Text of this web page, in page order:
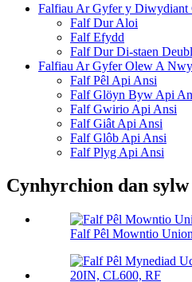
Falfiau Ar Gyfer y Diwydiant
Falf Dur Aloi
Falf Efydd
Falf Dur Di-staen
Falfiau Ar Gyfer Olew A Nwy
Falf Pêl Api Ansi
Falf Glöyn Byw Api
Falf Gwirio Api Ansi
Falf Giât Api Ansi
Falf Glôb Api Ansi
Falf Plyg Api Ansi
Cynhyrchion dan sylw
Falf Pêl Mowntio